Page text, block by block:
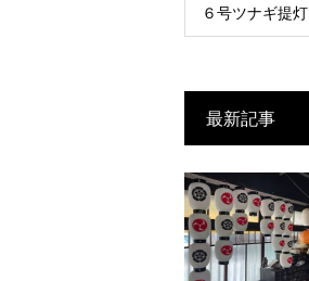
６号ツナギ提灯
最新記事